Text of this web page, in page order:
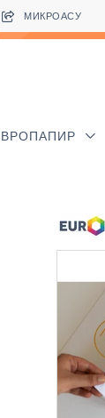
МИКРОАСУ